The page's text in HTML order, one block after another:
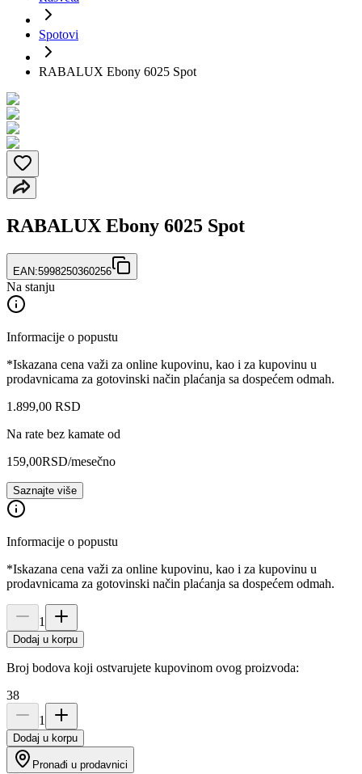
Spotovi
RABALUX Ebony 6025 Spot
RABALUX Ebony 6025 Spot
EAN:5998250360256
Na stanju
Informacije o popustu
*Iskazana cena važi za online kupovinu, kao i za kupovinu u
prodavnicama za gotovinski način plaćanja sa dospećem odmah.
1.899,00 RSD
Na rate bez kamate od
159,00RSD/mesečno
Saznajte više
Informacije o popustu
*Iskazana cena važi za online kupovinu, kao i za kupovinu u
prodavnicama za gotovinski način plaćanja sa dospećem odmah.
1
Dodaj u korpu
Broj bodova koji ostvarujete kupovinom ovog proizvoda:
38
1
Dodaj u korpu
Pronađi u prodavnici